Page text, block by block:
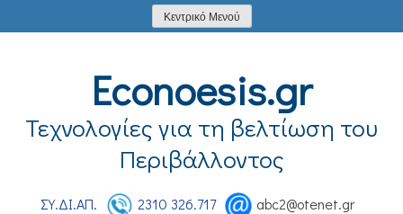
to
Κεντρικό Μενού
Econoesis.gr
Τεχνολογίες για τη βελτίωση του
Περιβάλλοντος
ΣΥ.ΔΙ.ΑΠ. 2310 326.717 abc2@otenet.gr